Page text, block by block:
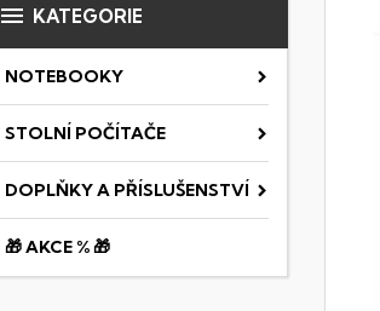
 KATEGORIE
NOTEBOOKY
STOLNÍ POČÍTAČE
DOPLŇKY A PŘÍSLUŠENSTVÍ
🎁 AKCE % 🎁